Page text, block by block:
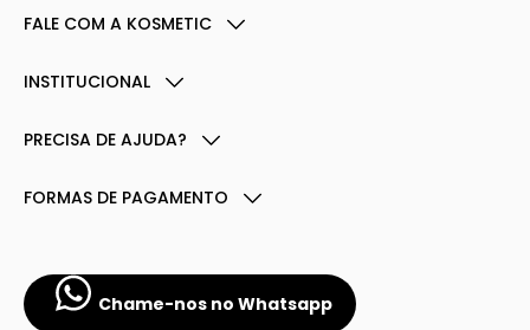
FALE COM A KOSMETIC
INSTITUCIONAL
PRECISA DE AJUDA?
FORMAS DE PAGAMENTO
Chame-nos no Whatsapp